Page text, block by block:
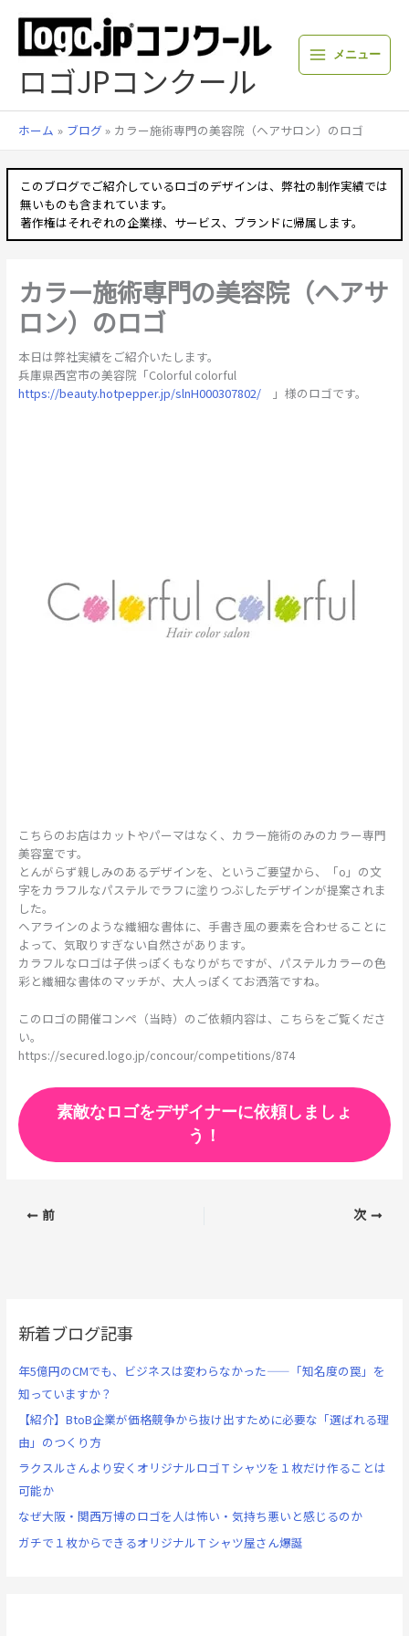
プ
ロゴJPコンクール
メニュー
ホーム ブログ カラー施術専門の美容院（ヘアサロン）のロゴ
このブログでご紹介しているロゴのデザインは、弊社の制作実績では
無いものも含まれています。
著作権はそれぞれの企業様、サービス、ブランドに帰属します。
カラー施術専門の美容院（ヘアサ
ロン）のロゴ
本日は弊社実績をご紹介いたします。
兵庫県西宮市の美容院「Colorful colorful
https://beauty.hotpepper.jp/slnH000307802/」様のロゴです。
こちらのお店はカットやパーマはなく、カラー施術のみのカラー専門
美容室です。
とんがらず親しみのあるデザインを、というご要望から、「o」の文
字をカラフルなパステルでラフに塗りつぶしたデザインが提案されま
した。
ヘアラインのような繊細な書体に、手書き風の要素を合わせることに
よって、気取りすぎない自然さがあります。
カラフルなロゴは子供っぽくもなりがちですが、パステルカラーの色
彩と繊細な書体のマッチが、大人っぽくてお洒落ですね。
このロゴの開催コンペ（当時）のご依頼内容は、こちらをご覧くださ
い。
https://secured.logo.jp/concour/competitions/874
素敵なロゴをデザイナーに依頼しましょ
う！
前 次
新着ブログ記事
年5億円のCMでも、ビジネスは変わらなかった——「知名度の罠」を
知っていますか？
【紹介】BtoB企業が価格競争から抜け出すために必要な「選ばれる理
由」のつくり方
ラクスルさんより安くオリジナルロゴＴシャツを１枚だけ作ることは
可能か
なぜ大阪・関西万博のロゴを人は怖い・気持ち悪いと感じるのか
ガチで１枚からできるオリジナルＴシャツ屋さん爆誕